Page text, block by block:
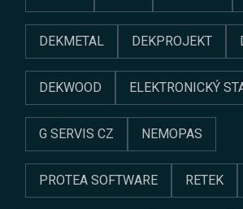
DEKMETAL DEKPROJEKT
DEKWOOD ELEKTRONICKÝ
G SERVIS CZ NEMOPAS
PROTEA SOFTWARE RETEK